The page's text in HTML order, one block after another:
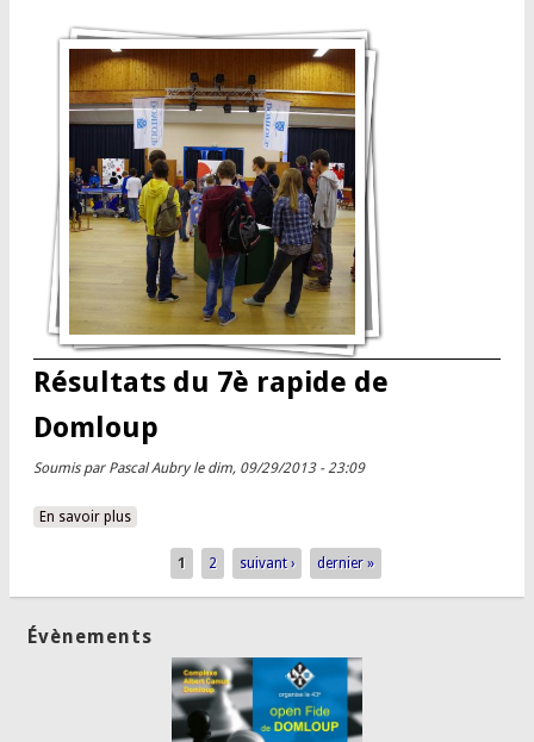
Résultats du 7è rapide de
Domloup
Soumis par Pascal Aubryle dim, 09/29/2013 - 23:09
En savoir plusà propos de Résultats du 7è rapide de Domloup
1 2 suivant › dernier »
Évènements